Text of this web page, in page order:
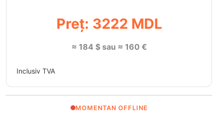
Preț: 3222 MDL
≈ 184 $ sau ≈ 160 €
Inclusiv TVA
MOMENTAN OFFLINE